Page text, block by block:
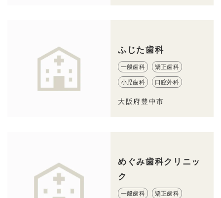
ふじた歯科
一般歯科 矯正歯科
小児歯科 口腔外科
大阪府豊中市
めぐみ歯科クリニッ
ク
一般歯科 矯正歯科